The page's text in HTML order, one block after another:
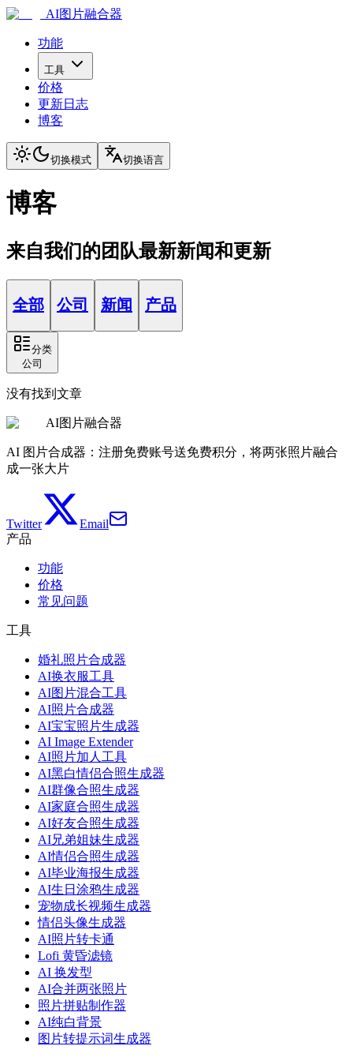
AI图片融合器
功能
工具
价格
更新日志
博客
切换模式 切换语言
博客
来自我们的团队最新新闻和更新
全部 公司 新闻 产品
分类
公司
没有找到文章
AI图片融合器
AI 图片合成器：注册免费账号送免费积分，将两张照片融合
成一张大片
Twitter
Email
产品
功能
价格
常见问题
工具
婚礼照片合成器
AI换衣服工具
AI图片混合工具
AI照片合成器
AI宝宝照片生成器
AI Image Extender
AI照片加人工具
AI黑白情侣合照生成器
AI群像合照生成器
AI家庭合照生成器
AI好友合照生成器
AI兄弟姐妹生成器
AI情侣合照生成器
AI毕业海报生成器
AI生日涂鸦生成器
宠物成长视频生成器
情侣头像生成器
AI照片转卡通
Lofi 黄昏滤镜
AI 换发型
AI合并两张照片
照片拼贴制作器
AI纯白背景
图片转提示词生成器